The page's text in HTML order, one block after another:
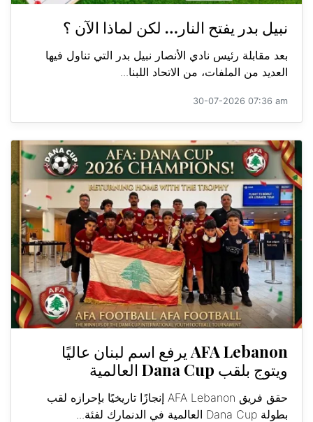
نبيل بدر يفتح النار… لكن لماذا الآن ؟
بعد مقابلة رئيس نادي الأنصار نبيل بدر التي تناول فيها
العديد من الملفات، من الاتحاد اللبنا...
30-07-2026 07:36 am
AFA Lebanon يرفع اسم لبنان عاليًا
ويتوج بلقب Dana Cup العالمية
حقق فريق AFA Lebanon إنجازًا تاريخيًا بإحرازه لقب
بطولة Dana Cup العالمية في الدنمارك لفئة...